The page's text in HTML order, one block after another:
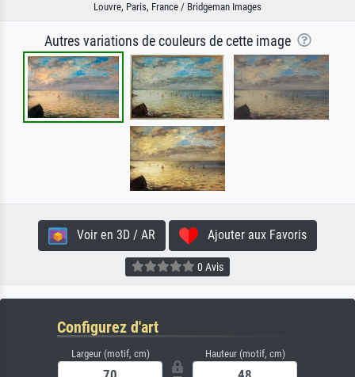
Louvre, Paris, France / Bridgeman Images
Autres variations de couleurs de cette image
Voir en 3D / AR Ajouter aux Favoris
0 Avis
Configurez d'art
Largeur (motif, cm) Hauteur (motif, cm)